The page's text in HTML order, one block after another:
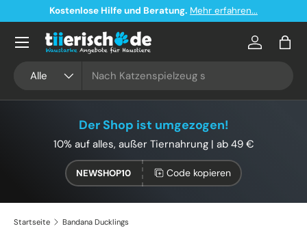
Direkt zum Inhalt
Kostenlose Hilfe und Beratung. Mehr erfahren...
Alle
Konto
Der Shop ist umgezogen!
10% auf alles, außer Tiernahrung | ab 49 €
NEWSHOP10 Code kopieren
Startseite Bandana Ducklings